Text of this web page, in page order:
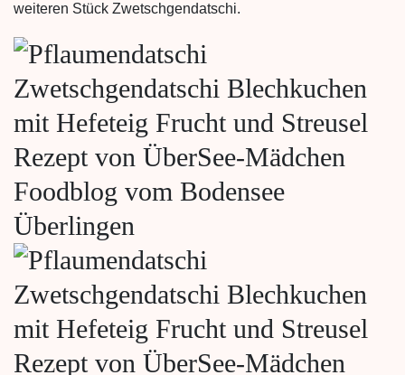
weiteren Stück Zwetschgendatschi.